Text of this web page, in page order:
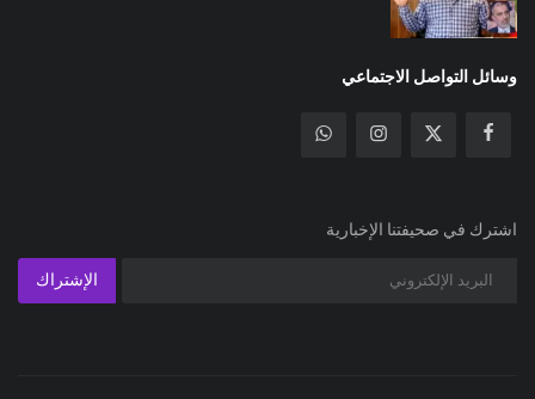
وسائل التواصل الاجتماعي
اشترك في صحيفتنا الإخبارية
الإشتراك